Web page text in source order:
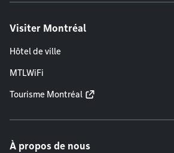
Visiter Montréal
Hôtel de ville
MTLWiFi
Tourisme Montréal
À propos de nous